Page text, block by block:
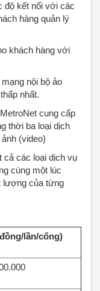
độ kết nối với các
hàng quản lý
khách hàng với
nội bộ ảo
nhất.
cung cấp
thời ba loại dịch
(video)
cả các loại dịch vụ
cùng một lúc
lượng của từng
lần/cổng)